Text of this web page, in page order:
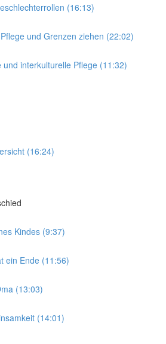
(16:13)
und Grenzen ziehen (22:02)
und interkulturelle Pflege (11:32)
(16:24)
Kindes (9:37)
ein Ende (11:56)
(13:03)
(14:01)